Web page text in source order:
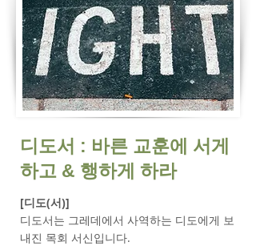
디도서 : ​바른 교훈에 서게
하고 & 행하게 하라
[디도(서)]
디도서는 그레데에서 사역하는 디도에게 보
내진 목회 서신입니다.